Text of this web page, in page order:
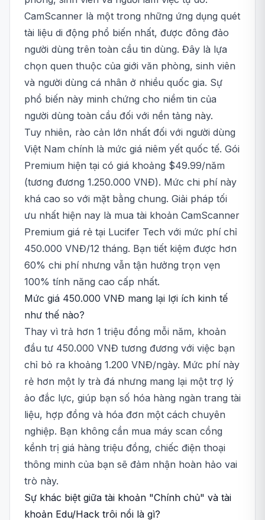
CamScanner là một trong những ứng dụng quét
tài liệu di động phổ biến nhất, được đông đảo
người dùng trên toàn cầu tin dùng. Đây là lựa
chọn quen thuộc của giới văn phòng, sinh viên
và người dùng cá nhân ở nhiều quốc gia. Sự
phổ biến này minh chứng cho niềm tin của
người dùng toàn cầu đối với nền tảng này.
Tuy nhiên, rào cản lớn nhất đối với người dùng
Việt Nam chính là mức giá niêm yết quốc tế. Gói
Premium hiện tại có giá khoảng $49.99/năm
(tương đương 1.250.000 VNĐ). Mức chi phí này
khá cao so với mặt bằng chung. Giải pháp tối
ưu nhất hiện nay là mua tài khoản CamScanner
Premium giá rẻ tại Lucifer Tech với mức phí chỉ
450.000 VNĐ/12 tháng. Bạn tiết kiệm được hơn
60% chi phí nhưng vẫn tận hưởng trọn vẹn
100% tính năng cao cấp nhất.
Mức giá 450.000 VNĐ mang lại lợi ích kinh tế
như thế nào?
Thay vì trả hơn 1 triệu đồng mỗi năm, khoản
đầu tư 450.000 VNĐ tương đương với việc bạn
chỉ bỏ ra khoảng 1.200 VNĐ/ngày. Mức phí này
rẻ hơn một ly trà đá nhưng mang lại một trợ lý
ảo đắc lực, giúp bạn số hóa hàng ngàn trang tài
liệu, hợp đồng và hóa đơn một cách chuyên
nghiệp. Bạn không cần mua máy scan cồng
kềnh trị giá hàng triệu đồng, chiếc điện thoại
thông minh của bạn sẽ đảm nhận hoàn hảo vai
trò này.
Sự khác biệt giữa tài khoản "Chính chủ" và tài
khoản Edu/Hack trôi nổi là gì?